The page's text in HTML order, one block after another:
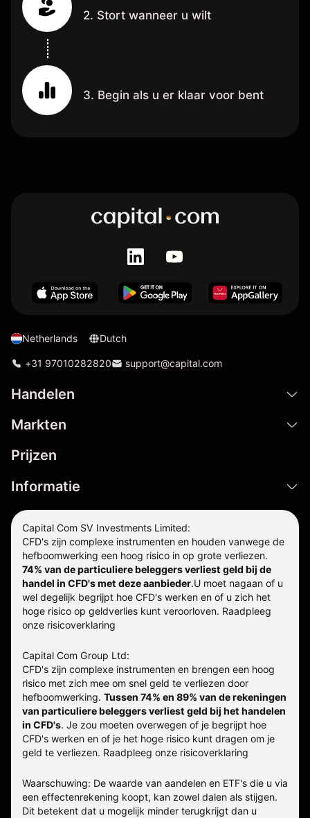
2. Stort wanneer u wilt
3. Begin als u er klaar voor bent
Netherlands Dutch
+31 97010282820 support@capital.com
Handelen
Markten
Prijzen
Informatie
Capital Com SV Investments Limited:
CFD's zijn complexe instrumenten en houden vanwege de
hefboomwerking een hoog risico in op grote verliezen.
74% van de particuliere beleggers verliest geld bij de
handel in CFD's met deze aanbieder.U moet nagaan of u
wel degelijk begrijpt hoe CFD's werken en of u zich het
hoge risico op geldverlies kunt veroorloven. Raadpleeg
onze risicoverklaring
Capital Com Group Ltd:
CFD's zijn complexe instrumenten en brengen een hoog
risico met zich mee om snel geld te verliezen door
hefboomwerking. Tussen 74% en 89% van de rekeningen
van particuliere beleggers verliest geld bij het handelen
in CFD's. Je zou moeten overwegen of je begrijpt hoe
CFD's werken en of je het hoge risico kunt dragen om je
geld te verliezen. Raadpleeg onze risicoverklaring
Waarschuwing: De waarde van aandelen en ETF's die u via
een effectenrekening koopt, kan zowel dalen als stijgen.
Dit betekent dat u mogelijk minder terugkrijgt dan u